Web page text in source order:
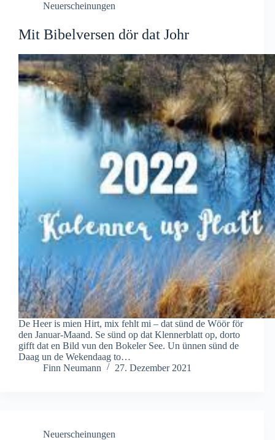
Neuerscheinungen
Mit Bibelversen dör dat Johr
De Heer is mien Hirt, mix fehlt mi – dat sünd de Wöör för
den Januar-Maand. Se sünd op dat Klennerblatt op, dorto
gifft dat en Bild vun den Bokeler See. Un ünnen sünd de
Daag un de Wekendaag to…
Finn Neumann
27. Dezember 2021
Neuerscheinungen